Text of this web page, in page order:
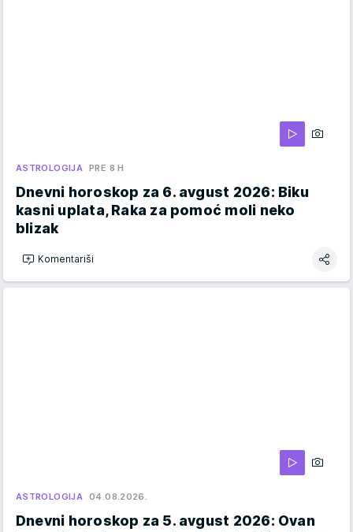
ASTROLOGIJA PRE 8 H
Dnevni horoskop za 6. avgust 2026: Biku
kasni uplata, Raka za pomoć moli neko
blizak
Komentariši
ASTROLOGIJA 04.08.2026.
Dnevni horoskop za 5. avgust 2026: Ovan